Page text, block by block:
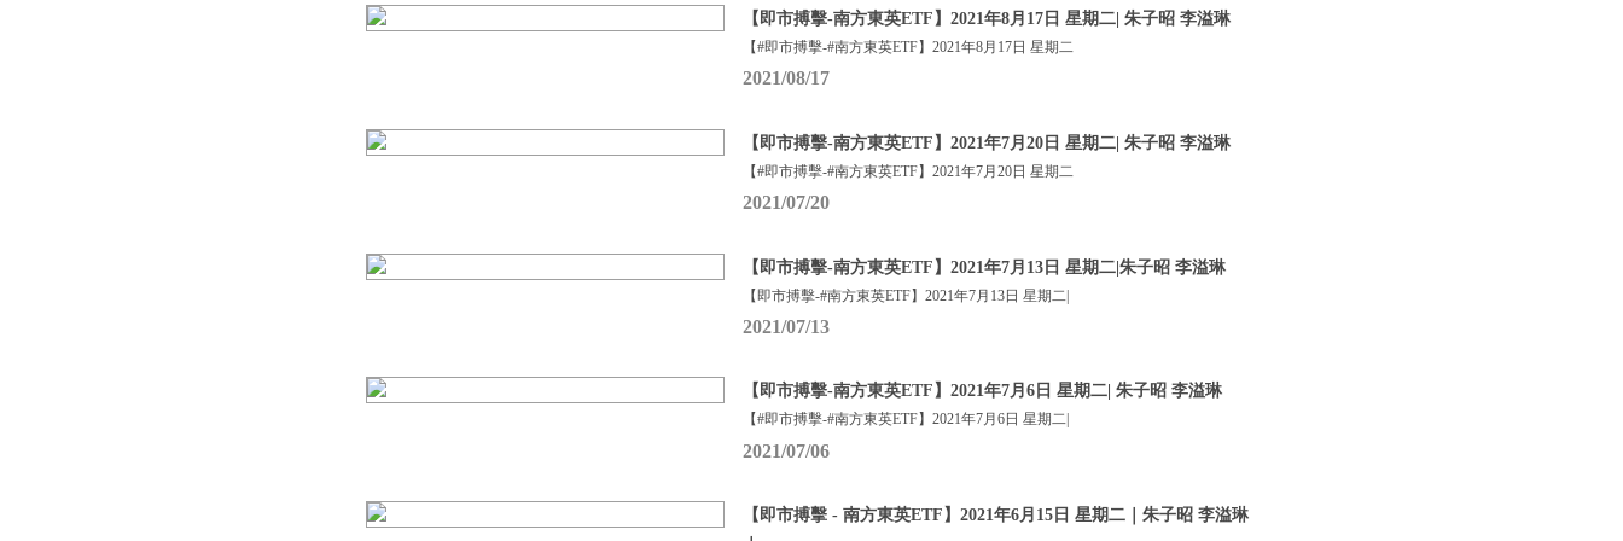
【即市搏擊-南方東英ETF】2021年8月17日 星期二| 朱子昭 李溢琳
【#即市搏擊-#南方東英ETF】2021年8月17日 星期二
2021/08/17
【即市搏擊-南方東英ETF】2021年7月20日 星期二| 朱子昭 李溢琳
【#即市搏擊-#南方東英ETF】2021年7月20日 星期二
2021/07/20
【即市搏擊-南方東英ETF】2021年7月13日 星期二|朱子昭 李溢琳
【即市搏擊-#南方東英ETF】2021年7月13日 星期二|
2021/07/13
【即市搏擊-南方東英ETF】2021年7月6日 星期二| 朱子昭 李溢琳
【#即市搏擊-#南方東英ETF】2021年7月6日 星期二|
2021/07/06
【即市搏擊 - 南方東英ETF】2021年6月15日 星期二｜朱子昭 李溢琳